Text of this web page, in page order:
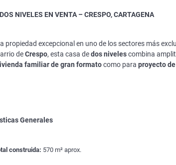
NIVELES EN VENTA – CRESPO, CARTAGENA
propiedad excepcional en uno de los sectores más
deCrespo, esta casa dedos nivelescombina
familiar de gran formatocomo para proyecto
Generales
construida: 570 m² aprox.